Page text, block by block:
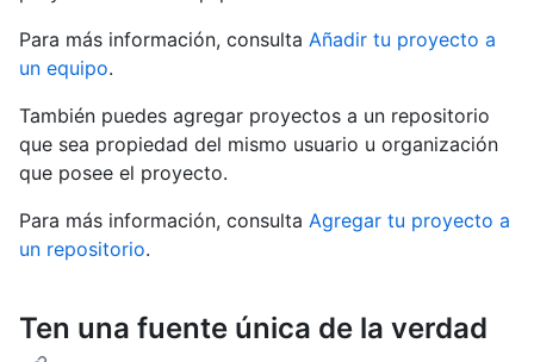
Para más información, consulta Añadir tu proyecto a
un equipo.
También puedes agregar proyectos a un repositorio
que sea propiedad del mismo usuario u organización
que posee el proyecto.
Para más información, consulta Agregar tu proyecto a
un repositorio.
Ten una fuente única de la verdad